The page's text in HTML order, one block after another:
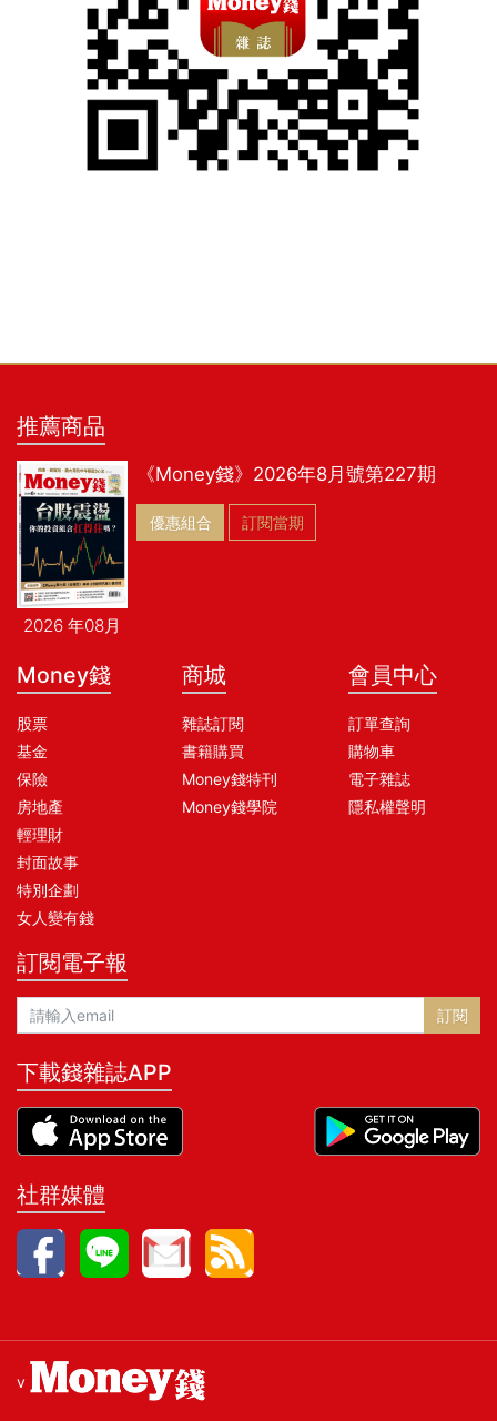
推薦商品
2026 年08月
《Money錢》2026年8月號第227期
優惠組合 訂閱當期
Money錢
股票
基金
保險
房地產
輕理財
封面故事
特別企劃
女人變有錢
商城
雜誌訂閱
書籍購買
Money錢特刊
Money錢學院
會員中心
訂單查詢
購物車
電子雜誌
隱私權聲明
訂閱電子報
訂閱
下載錢雜誌APP
社群媒體
v